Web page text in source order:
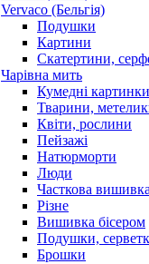
Vervaco (Бельгія)
Подушки
Картини
Скатертини,
Чарiвна мить
Кумедні картинки
Тварини,
Квіти, рослини
Пейзажі
Натюрморти
Люди
Часткова вишивка
Різне
Вишивка бісером
Подушки,
Брошки